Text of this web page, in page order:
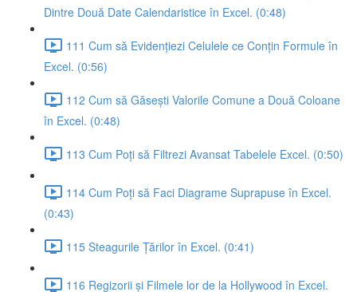
Dintre Două Date Calendaristice în Excel. (0:48)
111 Cum să Evidențiezi Celulele ce Conțin Formule în
Excel. (0:56)
112 Cum să Găsești Valorile Comune a Două Coloane
în Excel. (0:48)
113 Cum Poți să Filtrezi Avansat Tabelele Excel. (0:50)
114 Cum Poți să Faci Diagrame Suprapuse în Excel.
(0:43)
115 Steagurile Țărilor în Excel. (0:41)
116 Regizorii și Filmele lor de la Hollywood în Excel.